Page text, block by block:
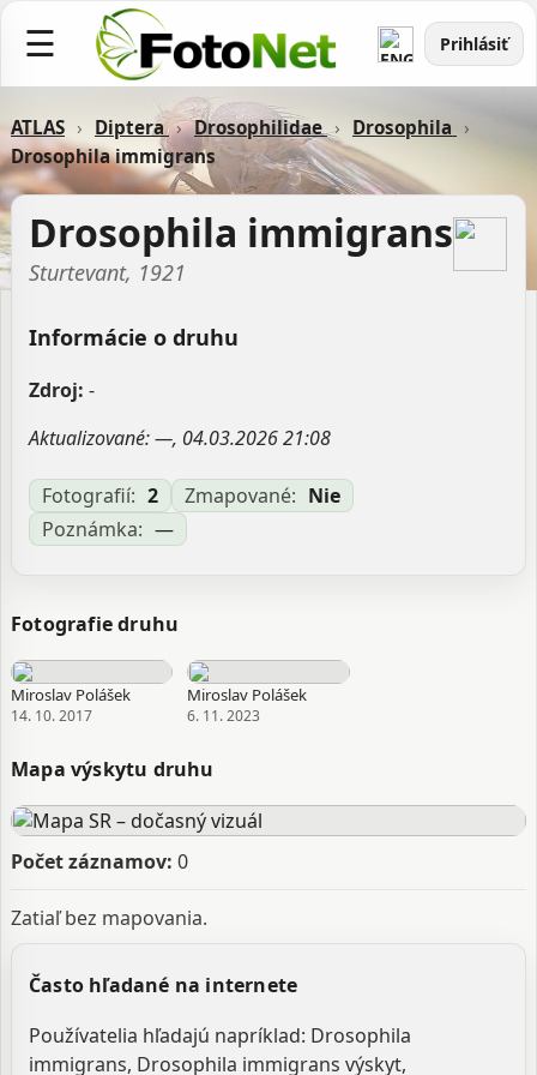
☰ Prihlásiť
ATLAS › Diptera › Drosophilidae › Drosophila ›
Drosophila immigrans
Drosophila immigrans
Sturtevant, 1921
Informácie o druhu
Zdroj: -
Aktualizované: —, 04.03.2026 21:08
Fotografií: 2 Zmapované: Nie
Poznámka: —
Fotografie druhu
Miroslav Polášek
14. 10. 2017
Miroslav Polášek
6. 11. 2023
Mapa výskytu druhu
Počet záznamov: 0
Zatiaľ bez mapovania.
Často hľadané na internete
Používatelia hľadajú napríklad: Drosophila
immigrans, Drosophila immigrans výskyt,